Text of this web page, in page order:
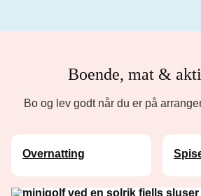
Boende, mat &
Bo og lev godt når du er på
Overnatting